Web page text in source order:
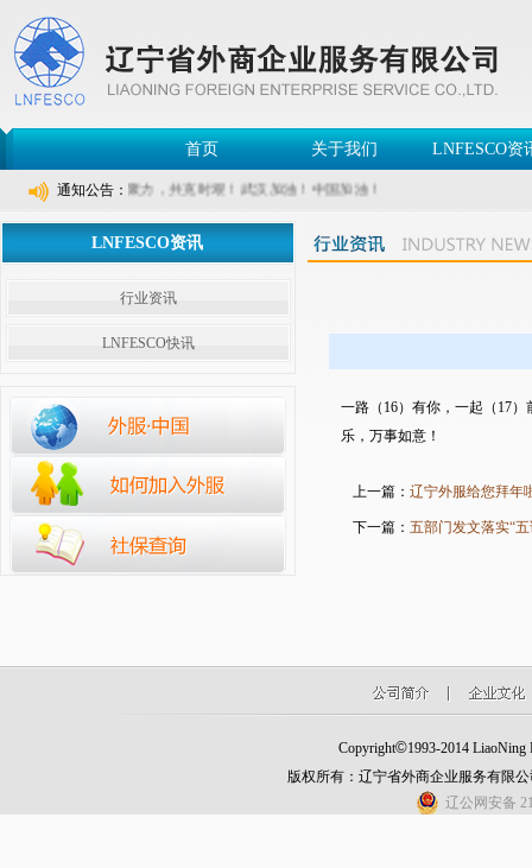
首页 关于我们 LNFESCO资
通知公告：凝心聚力，共克时艰！武汉加油！中国加油！
LNFESCO资讯
行业资讯
LNFESCO快讯
一路（16）有你，一起（17
乐，万事如意！
上一篇： 辽宁外服给您拜年
下一篇： 五部门发文落实“
Copyright©1993-2014 LiaoNing
版权所有：辽宁省外商企业服务有限
辽公网安备